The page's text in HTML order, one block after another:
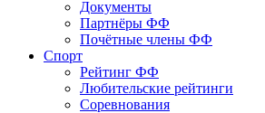
Документы
Партнёры ФФ
Почётные члены ФФ
Спорт
Рейтинг ФФ
Любительские рейтинги
Соревнования